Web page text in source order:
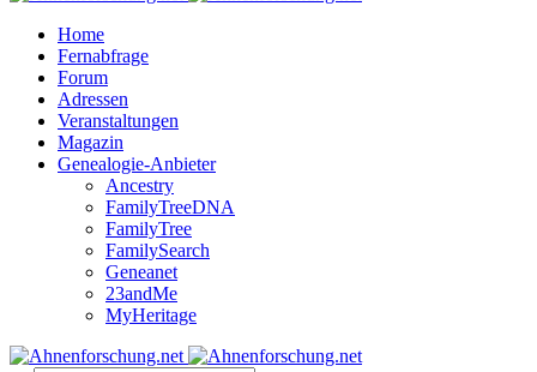
Home
Fernabfrage
Forum
Adressen
Veranstaltungen
Magazin
Genealogie-Anbieter
Ancestry
FamilyTreeDNA
FamilyTree
FamilySearch
Geneanet
23andMe
MyHeritage